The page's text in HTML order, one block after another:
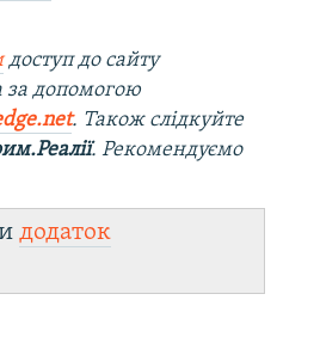
доступ до сайту
за допомогою
. Також слідкуйте
. Рекомендуємо
додаток